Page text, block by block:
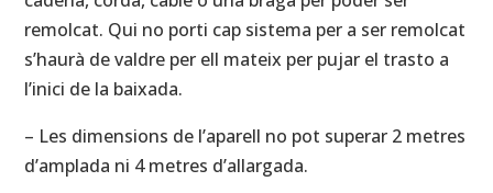
remolcat. Qui no porti cap sistema per a ser remolcat
s’haurà de valdre per ell mateix per pujar el trasto a
l’inici de la baixada.
– Les dimensions de l’aparell no pot superar 2 metres
d’amplada ni 4 metres d’allargada.